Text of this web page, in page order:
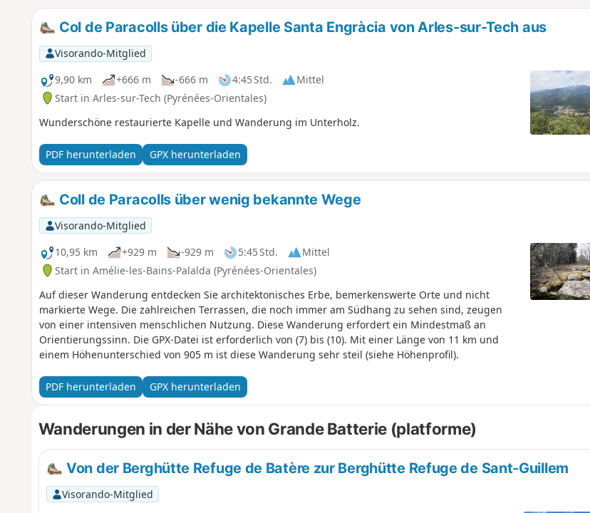
Col de Paracolls über die Kapelle Santa Engràcia von Arles-sur-Tech aus
Visorando-Mitglied
9,90 km
+666 m -666 m 4:45 Std.
Mittel
Start in Arles-sur-Tech (Pyrénées-Orientales)
Wunderschöne restaurierte Kapelle und Wanderung im Unterholz.
PDF herunterladen GPX herunterladen
Coll de Paracolls über wenig bekannte Wege
Visorando-Mitglied
10,95 km
+929 m -929 m 5:45 Std.
Mittel
Start in Amélie-les-Bains-Palalda (Pyrénées-Orientales)
Auf dieser Wanderung entdecken Sie architektonisches Erbe, bemerkenswerte Orte und nicht
markierte Wege. Die zahlreichen Terrassen, die noch immer am Südhang zu sehen sind, zeugen
von einer intensiven menschlichen Nutzung. Diese Wanderung erfordert ein Mindestmaß an
Orientierungssinn. Die GPX-Datei ist erforderlich von (7) bis (10). Mit einer Länge von 11 km und
einem Höhenunterschied von 905 m ist diese Wanderung sehr steil (siehe Höhenprofil).
PDF herunterladen GPX herunterladen
Wanderungen in der Nähe von Grande Batterie (platforme)
Von der Berghütte Refuge de Batère zur Berghütte Refuge de Sant-Guillem
Visorando-Mitglied